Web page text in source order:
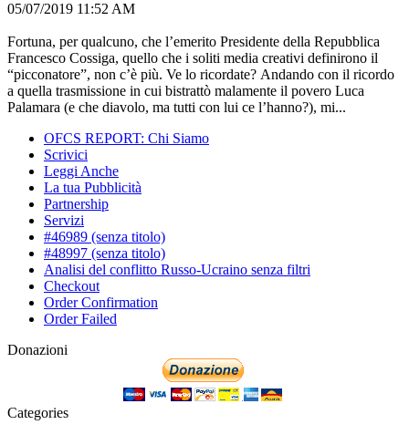
05/07/2019 11:52 AM
Fortuna, per qualcuno, che l’emerito Presidente della Repubblica
Francesco Cossiga, quello che i soliti media creativi definirono il
“picconatore”, non c’è più. Ve lo ricordate? Andando con il ricordo
a quella trasmissione in cui bistrattò malamente il povero Luca
Palamara (e che diavolo, ma tutti con lui ce l’hanno?), mi...
OFCS REPORT: Chi Siamo
Scrivici
Leggi Anche
La tua Pubblicità
Partnership
Servizi
#46989 (senza titolo)
#48997 (senza titolo)
Analisi del conflitto Russo-Ucraino senza filtri
Checkout
Order Confirmation
Order Failed
Donazioni
Categories